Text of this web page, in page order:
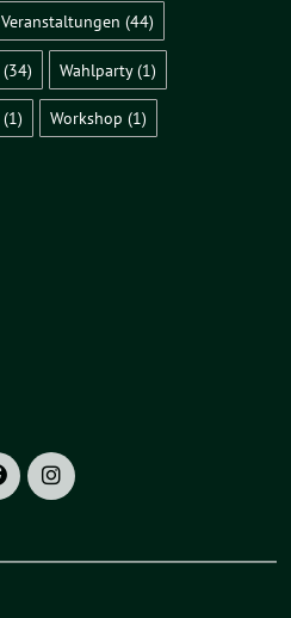
Veranstaltungen (44)
(34) Wahlparty(1)
(1) Workshop (1)